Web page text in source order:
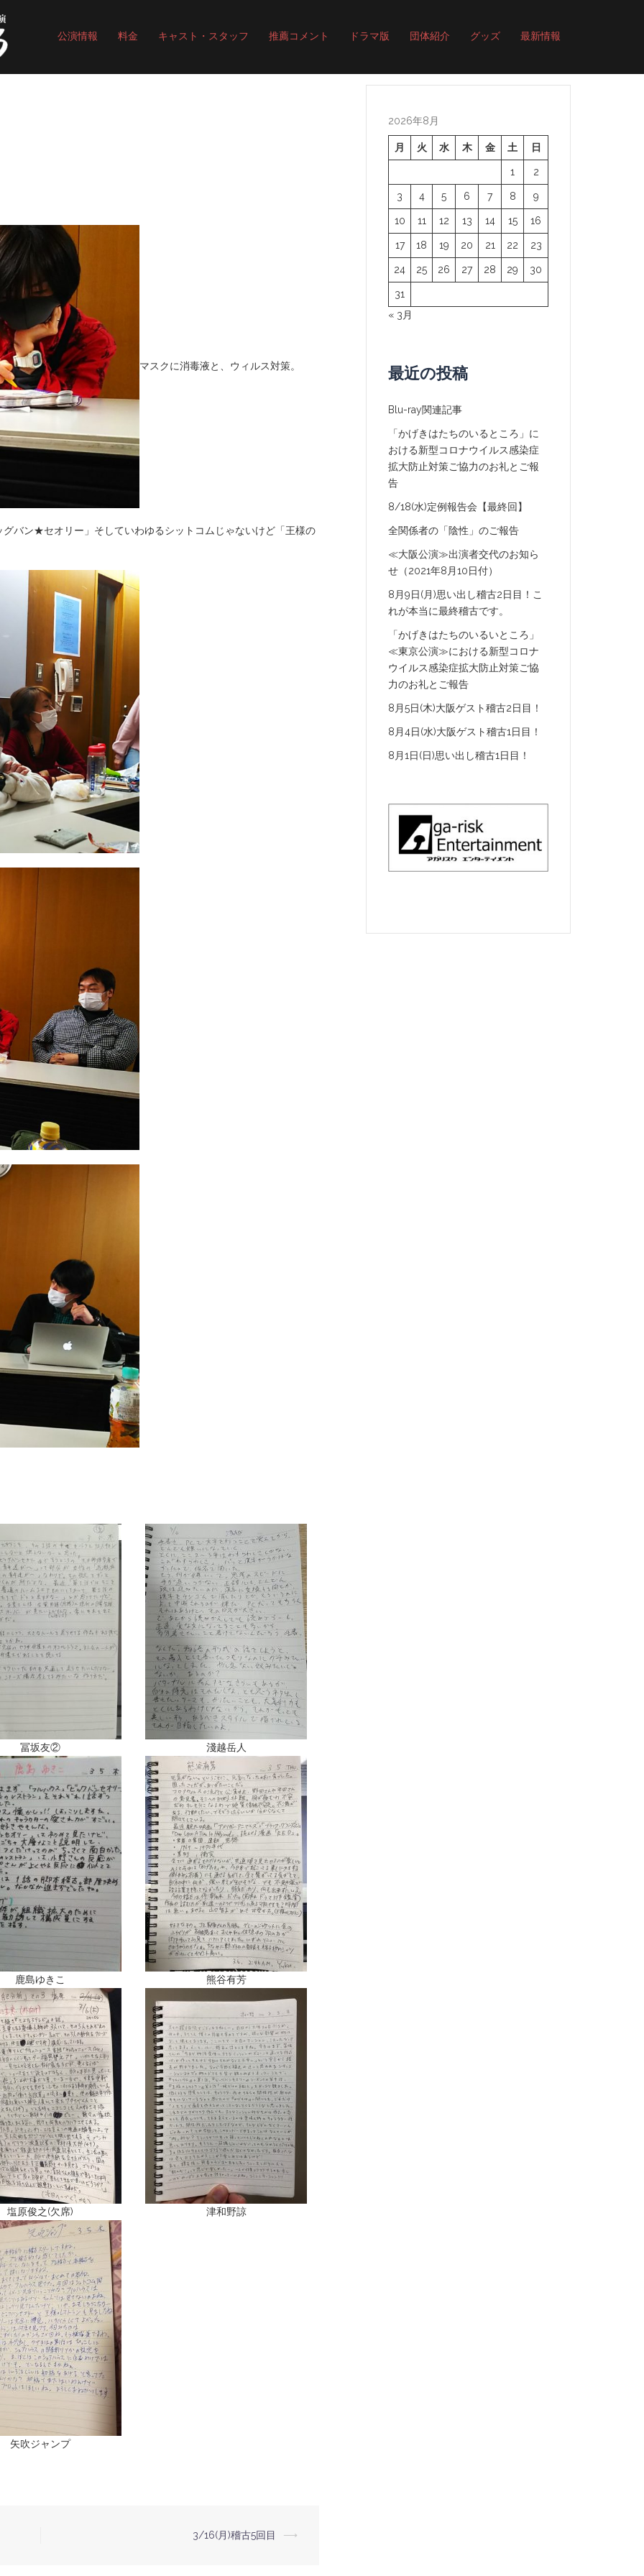
公演情報 料金 キャスト・スタッフ 推薦コメント ドラマ版 団体紹介 グッズ 最新情報
マスクに消毒液と、ウィルス対策。
バン★セオリー」そしていわゆるシットコムじゃないけど「王様の
冨坂友② 淺越岳人
鹿島ゆきこ 熊谷有芳
塩原俊之(欠席) 津和野諒
矢吹ジャンプ
3/16(月)稽古5回目 ⟶
2026年8月
月 火 水 木 金 土 日
1 2
3 4 5 6 7 8 9
10 11 12 13 14 15 16
17 18 19 20 21 22 23
24 25 26 27 28 29 30
31
« 3月
最近の投稿
Blu-ray関連記事
「かげきはたちのいるところ」に
おける新型コロナウイルス感染症
拡大防止対策ご協力のお礼とご報
告
8/18(水)定例報告会【最終回】
全関係者の「陰性」のご報告
≪大阪公演≫出演者交代のお知ら
せ（2021年8月10日付）
8月9日(月)思い出し稽古2日目！こ
れが本当に最終稽古です。
「かげきはたちのいるいところ」
≪東京公演≫における新型コロナ
ウイルス感染症拡大防止対策ご協
力のお礼とご報告
8月5日(木)大阪ゲスト稽古2日目！
8月4日(水)大阪ゲスト稽古1日目！
8月1日(日)思い出し稽古1日目！